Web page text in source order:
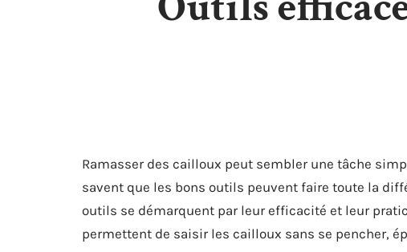
Ramasser des cailloux peut sembler une tâche
savent que les bons outils peuvent faire toute la
outils se démarquent par leur efficacité et leur
permettent de saisir les cailloux sans se pencher,